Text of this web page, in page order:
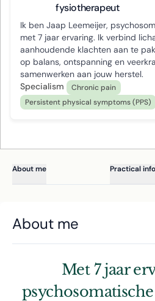
fysiotherapeut
Ik ben Jaap Leemeijer,
met 7 jaar ervaring. Ik verbind
aanhoudende klachten aan te
op balans, ontspanning en
samenwerken aan jouw herstel.
Specialism
Chronic pain
Persistent physical symptoms (PPS)
About me Practical
About me
Met 7 jaar